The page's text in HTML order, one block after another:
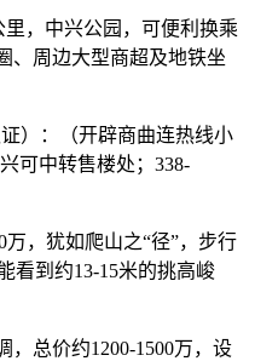
，中兴公园，可便利换乘
、周边大型商超及地铁坐
）：（开辟商曲连热线小
可中转售楼处；338-
，犹如爬山之“径”，步行
看到约13-15米的挑高峻
总价约1200-1500万，设